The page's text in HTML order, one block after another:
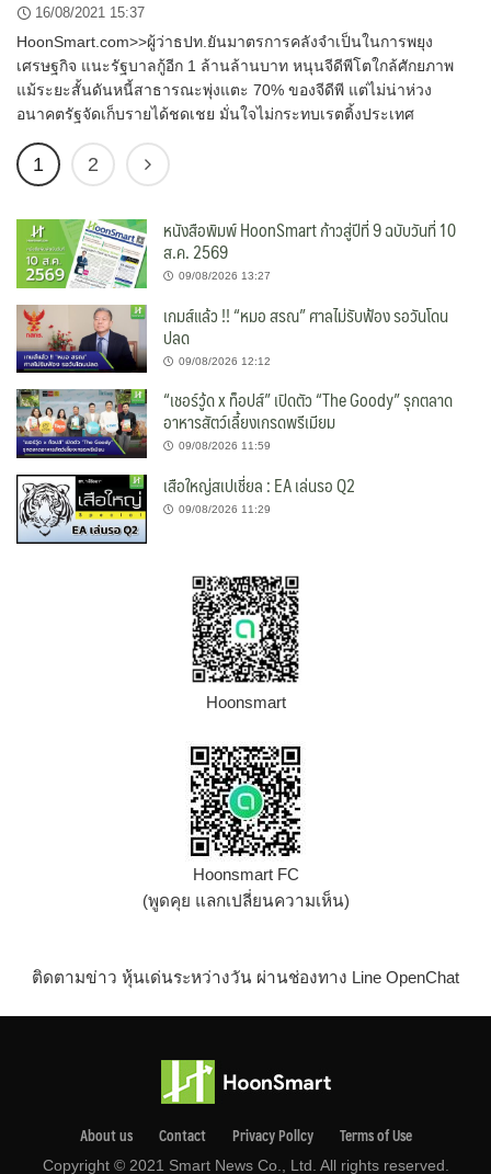
16/08/2021 15:37
HoonSmart.com>>ผู้ว่าธปท.ยันมาตรการคลังจำเป็นในการพยุง
เศรษฐกิจ แนะรัฐบาลกู้อีก 1 ล้านล้านบาท หนุนจีดีพีโตใกล้ศักยภาพ
แม้ระยะสั้นดันหนี้สาธารณะพุ่งแตะ 70% ของจีดีพี แต่ไม่น่าห่วง
อนาคตรัฐจัดเก็บรายได้ชดเชย มั่นใจไม่กระทบเรตติ้งประเทศ
1 2
หนังสือพิมพ์ HoonSmart ก้าวสู่ปีที่ 9 ฉบับวันที่ 10
ส.ค. 2569
09/08/2026 13:27
เกมส์แล้ว !! “หมอ สรณ” ศาลไม่รับฟ้อง รอวันโดน
ปลด
09/08/2026 12:12
“เชอร์วู้ด x ท็อปส์” เปิดตัว “The Goody” รุกตลาด
อาหารสัตว์เลี้ยงเกรดพรีเมียม
09/08/2026 11:59
เสือใหญ่สเปเชี่ยล : EA เล่นรอ Q2
09/08/2026 11:29
Hoonsmart
Hoonsmart FC
(พูดคุย แลกเปลี่ยนความเห็น)
ติดตามข่าว หุ้นเด่นระหว่างวัน ผ่านช่องทาง Line OpenChat
About us Contact Privacy Pollcy Terms of Use
Copyright © 2021 Smart News Co., Ltd. All rights reserved.